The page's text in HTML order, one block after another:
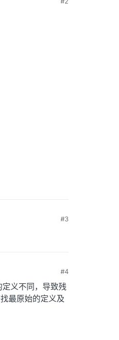
#3
#4
义不同，导致残
最原始的定义及